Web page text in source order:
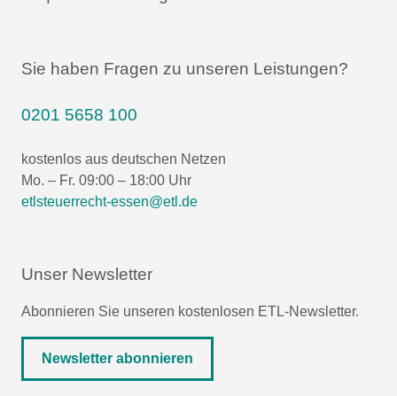
Sie haben Fragen zu unseren Leistungen?
0201 5658 100
kostenlos aus deutschen Netzen
Mo. – Fr. 09:00 – 18:00 Uhr
etlsteuerrecht-essen@etl.de
Unser Newsletter
Abonnieren Sie unseren kostenlosen ETL-Newsletter.
Newsletter abonnieren